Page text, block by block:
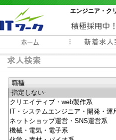
エンジニア・ク
常時3000件以上